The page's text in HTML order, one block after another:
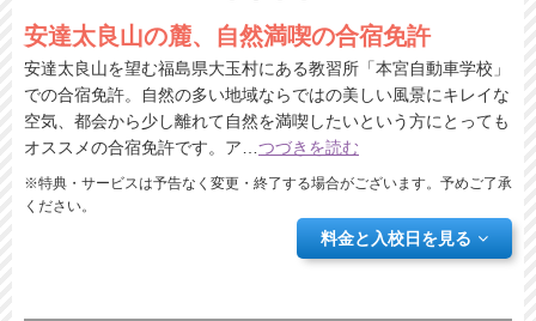
安達太良山の麓、自然満喫の合宿免許
安達太良山を望む福島県大玉村にある教習所「本宮自動車学校」
での合宿免許。自然の多い地域ならではの美しい風景にキレイな
空気、都会から少し離れて自然を満喫したいという方にとっても
オススメの合宿免許です。ア
つづきを読む
※特典・サービスは予告なく変更・終了する場合がございます。予めご了承
ください。
料金と入校日を見る